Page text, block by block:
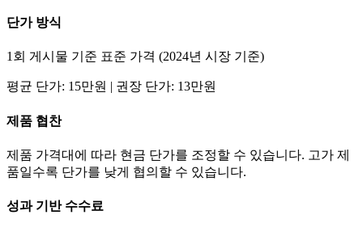
단가방식
1회 게시물 기준 표준 가격 (2024년 시장 기준)
평균 단가: 15만원 | 권장 단가: 13만원
제품 협찬
제품 가격대에 따라 현금 단가를 조정할 수 있습니다. 고가 제
품일수록 단가를 낮게 협의할 수 있습니다.
성과 기반 수수료